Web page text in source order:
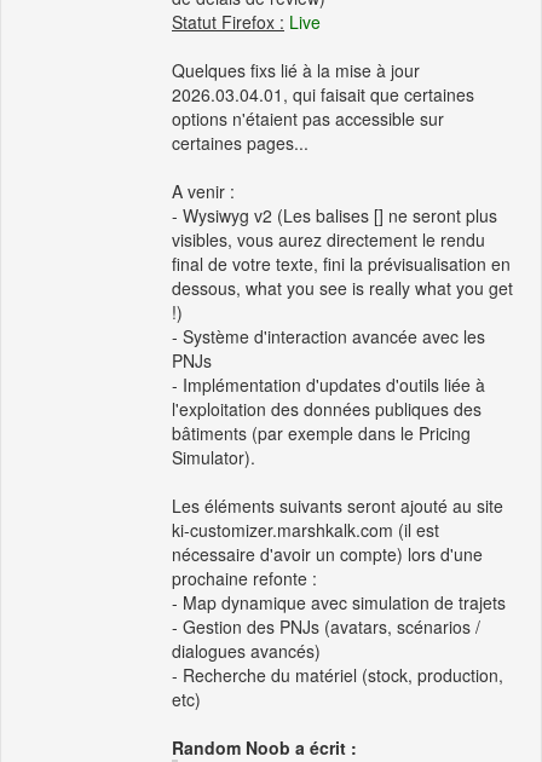
Statut Firefox : Live
Quelques fixs lié à la mise à jour
2026.03.04.01, qui faisait que certaines
options n'étaient pas accessible sur
certaines pages...
A venir :
- Wysiwyg v2 (Les balises [] ne seront plus
visibles, vous aurez directement le rendu
final de votre texte, fini la prévisualisation en
dessous, what you see is really what you get
!)
- Système d'interaction avancée avec les
PNJs
- Implémentation d'updates d'outils liée à
l'exploitation des données publiques des
bâtiments (par exemple dans le Pricing
Simulator).
Les éléments suivants seront ajouté au site
ki-customizer.marshkalk.com (il est
nécessaire d'avoir un compte) lors d'une
prochaine refonte :
- Map dynamique avec simulation de trajets
- Gestion des PNJs (avatars, scénarios /
dialogues avancés)
- Recherche du matériel (stock, production,
etc)
Random Noob a écrit :